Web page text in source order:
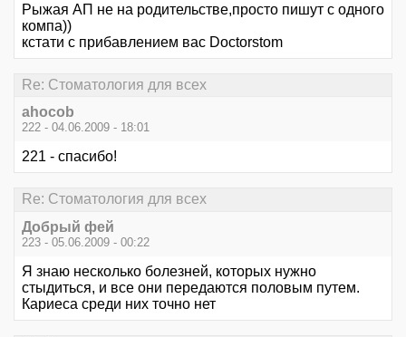
Рыжая АП не на родительстве,просто пишут с одного
компа))
кстати с прибавлением вас Doctorstom
Re: Стоматология для всех
ahocob
222 - 04.06.2009 - 18:01
221 - спасибо!
Re: Стоматология для всех
Добрый фей
223 - 05.06.2009 - 00:22
Я знаю несколько болезней, которых нужно
стыдиться, и все они передаются половым путем.
Кариеса среди них точно нет